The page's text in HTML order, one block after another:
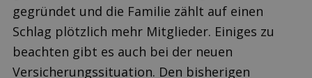
gegründet und die Familie zählt auf einen
Schlag plötzlich mehr Mitglieder. Einiges zu
beachten gibt es auch bei der neuen
Versicherungssituation. Den bisherigen